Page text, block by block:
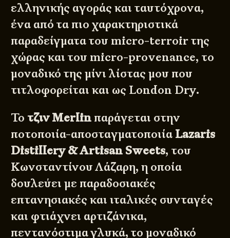
ελληνικής αγοράς και ταυτόχρονα,
ένα από τα πιο χαρακτηριστικά
παραδείγματα του micro-terroir της
χώρας και του micro-provenance, το
μοναδικό της μίνι λίστας μου που
τιτλοφορείται και ως London Dry.
Το τζιν Merlin παράγεται στην
ποτοποιία-αποσταγματοποιία Lazaris
Distillery & Artisan Sweets, του
Κωνσταντίνου Λάζαρη, η οποία
δουλεύει με παραδοσιακές
επτανησιακές και ιταλικές συνταγές
και φτιάχνει αρτιζάνικα,
πεντανόστιμα γλυκά, το μοναδικό